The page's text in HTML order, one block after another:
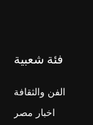
فئة شعبية
الفن والثقافة
اخبار مصر